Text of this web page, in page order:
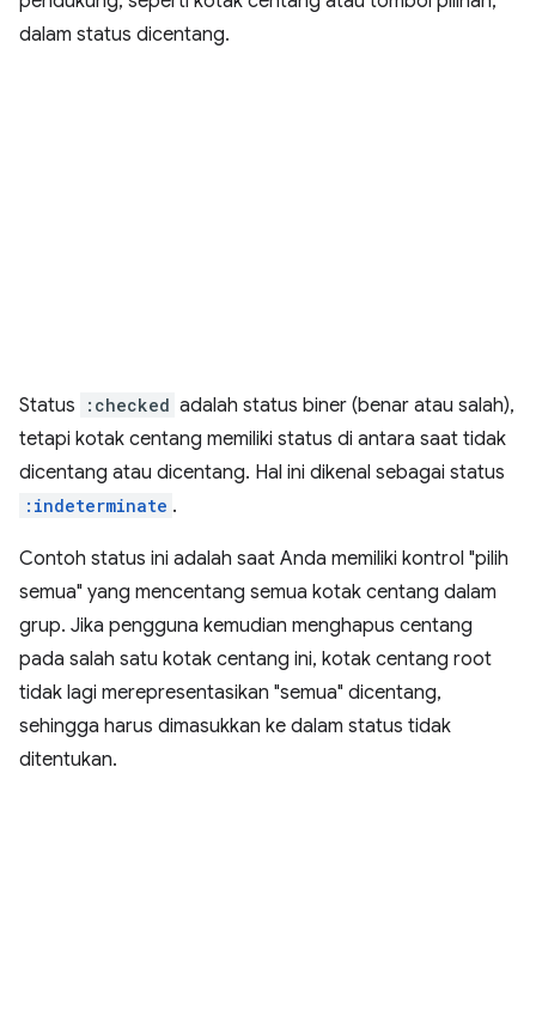
dalam status dicentang.
Status :checked adalah status biner (benar atau salah),
tetapi kotak centang memiliki status di antara saat tidak
dicentang atau dicentang. Hal ini dikenal sebagai status
:indeterminate .
Contoh status ini adalah saat Anda memiliki kontrol "pilih
semua" yang mencentang semua kotak centang dalam
grup. Jika pengguna kemudian menghapus centang
pada salah satu kotak centang ini, kotak centang root
tidak lagi merepresentasikan "semua" dicentang,
sehingga harus dimasukkan ke dalam status tidak
ditentukan.